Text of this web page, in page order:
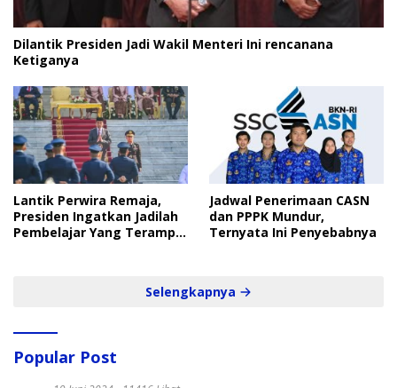
Dilantik Presiden Jadi Wakil Menteri Ini rencanana
Ketiganya
Lantik Perwira Remaja,
Presiden Ingatkan Jadilah
Pembelajar Yang Terampil
Jadwal Penerimaan CASN
dan PPPK Mundur,
Ternyata Ini Penyebabnya
Selengkapnya
Popular Post